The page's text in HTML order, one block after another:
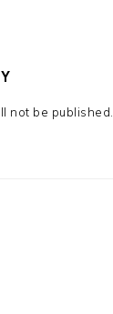
not be published.